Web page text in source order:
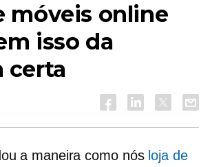
móveis online
isso da
certa
a maneira como nós loja de